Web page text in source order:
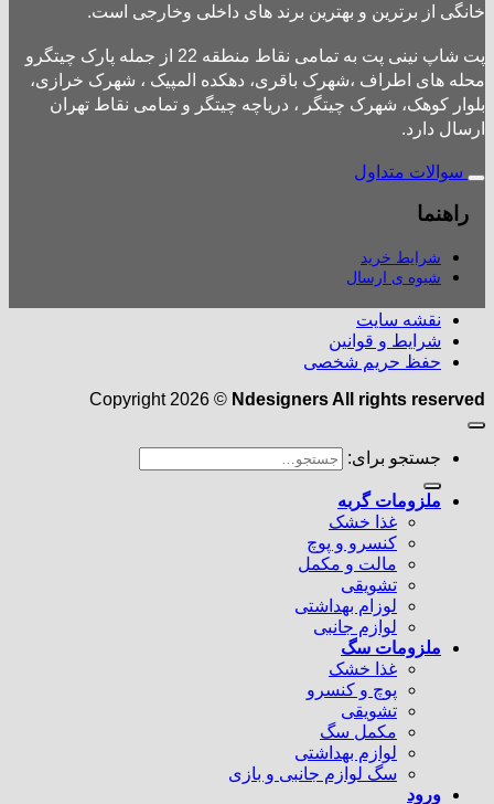
خانگی از برترین و بهترین برند های داخلی وخارجی است.
پت شاپ نینی پت به تمامی نقاط منطقه 22 از جمله پارک چیتگرو
محله های اطراف ،شهرک باقری، دهکده المپیک ، شهرک خرازی،
بلوار کوهک، شهرک چیتگر ، دریاچه چیتگر و تمامی نقاط تهران
ارسال دارد.
سوالات متداول
راهنما
شرایط خرید
شیوه ی ارسال
نقشه سایت
شرایط و قوانین
حفظ حریم شخصی
Copyright 2026 © Ndesigners All rights reserved
جستجو برای:
ملزومات گربه
غذا خشک
کنسرو و پوچ
مالت و مکمل
تشویقی
لوزام بهداشتی
لوازم جانبی
ملزومات سگ
غذا خشک
پوچ و کنسرو
تشویقی
مکمل سگ
لوازم بهداشتی
سگ لوازم جانبی و بازی
ورود